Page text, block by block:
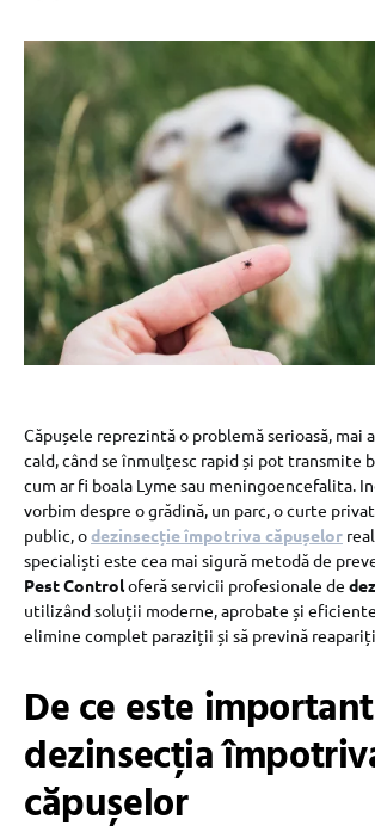
Căpușele reprezintă o problemă serioasă, mai
cald, când se înmulțesc rapid și pot transmite
cum ar fi boala Lyme sau meningoencefalita.
vorbim despre o grădină, un parc, o curte
public, odezinsecție împotriva căpușelor
specialiști este cea mai sigură metodă de
Pest Controloferă servicii profesionale de
utilizând soluții moderne, aprobate și
elimine complet paraziții și să prevină
De ce este
dezinsecția
căpușelor